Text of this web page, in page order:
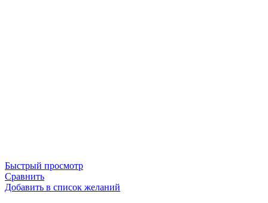
Быстрый просмотр
Сравнить
Добавить в список желаний